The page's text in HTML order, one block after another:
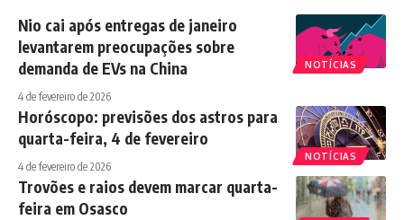
NOTÍCIAS
Nio cai após entregas de janeiro
levantarem preocupações sobre
demanda de EVs na China
4 de fevereiro de 2026
NOTÍCIAS
Horóscopo: previsões dos astros para
quarta-feira, 4 de fevereiro
4 de fevereiro de 2026
Trovões e raios devem marcar quarta-
feira em Osasco